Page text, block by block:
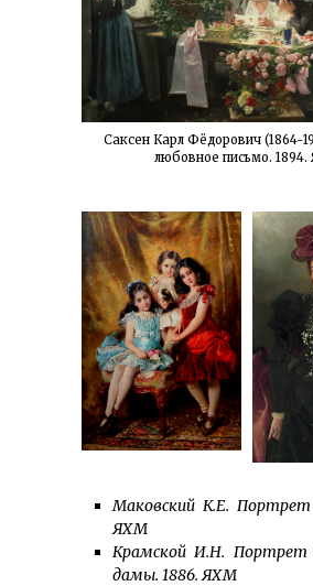
Саксен Карл Фёдорович (1864-
любовное письмо.
Маковский К.Е. Портрет
ЯХМ
Крамской И.Н. Портрет
дамы. 1886. ЯХМ